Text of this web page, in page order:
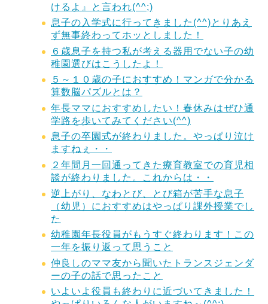
けるよ』と言われ(^^;)
息子の入学式に行ってきました(^^)とりあえ
ず無事終わってホッとしました！
６歳息子を持つ私が考える器用でない子の幼
稚園選びはこうしたよ！
５～１０歳の子におすすめ！マンガで分かる
算数脳パズルとは？
年長ママにおすすめしたい！春休みはぜひ通
学路を歩いてみてください(^^)
息子の卒園式が終わりました。やっぱり泣け
ますねぇ・・
２年間月一回通ってきた療育教室での育児相
談が終わりました。これからは・・
逆上がり、なわとび、とび箱が苦手な息子
（幼児）におすすめはやっぱり課外授業でし
た
幼稚園年長役員がもうすぐ終わります！この
一年を振り返って思うこと
仲良しのママ友から聞いたトランスジェンダ
ーの子の話で思ったこと
いよいよ役員も終わりに近づいてきました！